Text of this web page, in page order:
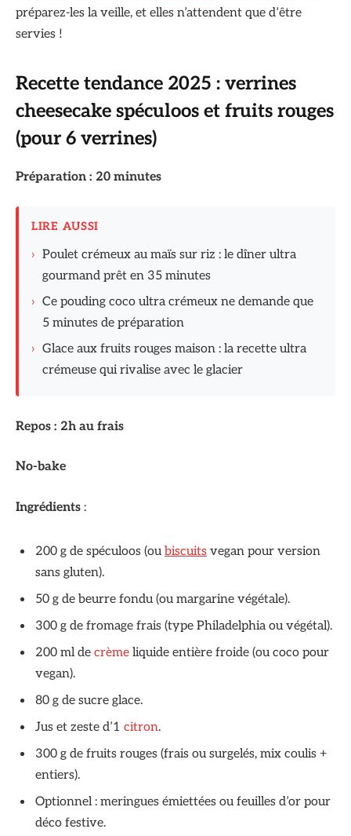
préparez-les la veille, et elles n’attendent que d’être
servies !
Recette tendance 2025 : verrines
cheesecake spéculoos et fruits rouges
(pour 6 verrines)
Préparation : 20 minutes
LIRE AUSSI
› Poulet crémeux au maïs sur riz : le dîner ultra
gourmand prêt en 35 minutes
› Ce pouding coco ultra crémeux ne demande que
5 minutes de préparation
› Glace aux fruits rouges maison : la recette ultra
crémeuse qui rivalise avec le glacier
Repos : 2h au frais
No-bake
Ingrédients :
200 g de spéculoos (ou biscuits vegan pour version
sans gluten).
50 g de beurre fondu (ou margarine végétale).
300 g de fromage frais (type Philadelphia ou végétal).
200 ml de crème liquide entière froide (ou coco pour
vegan).
80 g de sucre glace.
Jus et zeste d’1 citron.
300 g de fruits rouges (frais ou surgelés, mix coulis +
entiers).
Optionnel : meringues émiettées ou feuilles d’or pour
déco festive.